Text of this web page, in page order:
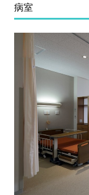
病室